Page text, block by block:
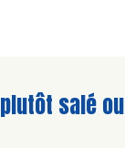
salé ou